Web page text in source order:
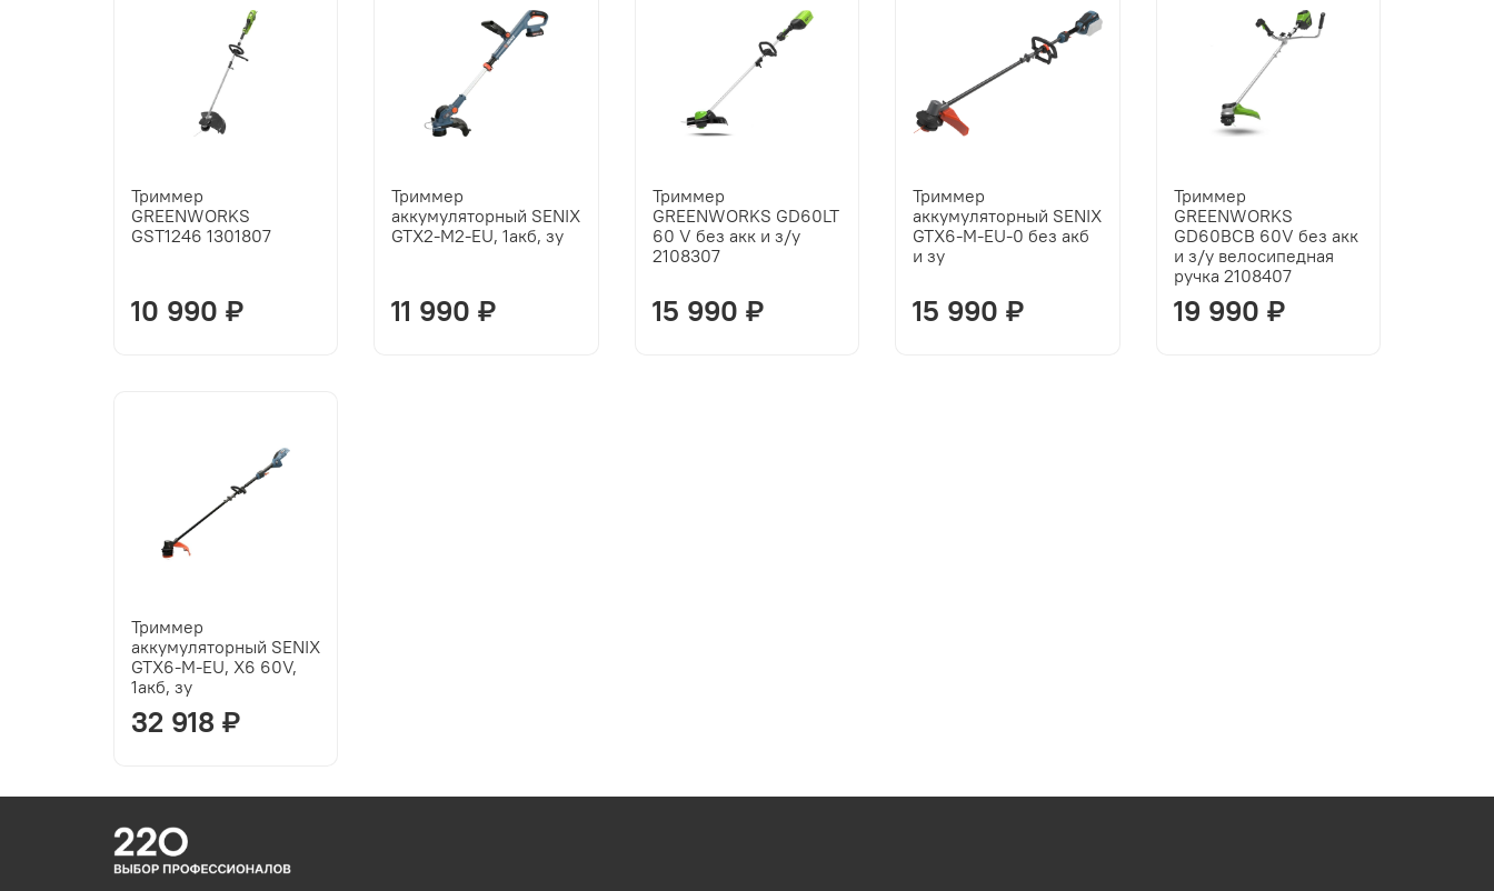
Триммер
GREENWORKS
GST1246 1301807
10 990 ₽
Триммер
аккумуляторный SENIX
GTX2-M2-EU, 1акб, зу
11 990 ₽
Триммер
GREENWORKS GD60LT
60 V без акк и з/у
2108307
15 990 ₽
Триммер
аккумуляторный SENIX
GTX6-M-EU-0 без акб
и зу
15 990 ₽
Триммер
GREENWORKS
GD60BCB 60V без акк
и з/у велосипедная
ручка 2108407
19 990 ₽
Триммер
аккумуляторный SENIX
GTX6-M-EU, X6 60V,
1акб, зу
32 918 ₽